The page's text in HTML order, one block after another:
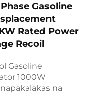
Gasoline
Rated Power
Recoil
Gasoline
1000W
na